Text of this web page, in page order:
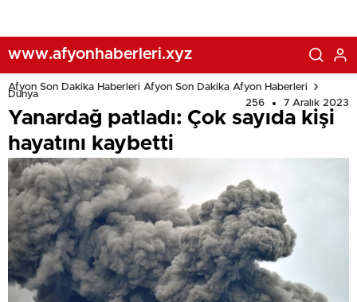
www.afyonhaberleri.xyz
Afyon Son Dakika Haberleri Afyon Son Dakika Afyon Haberleri
Dünya
256
7 Aralık 2023
Yanardağ patladı: Çok sayıda kişi
hayatını kaybetti